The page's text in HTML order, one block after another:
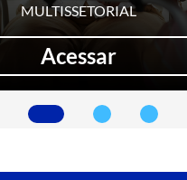
MULTISSETORIAL
Acessar